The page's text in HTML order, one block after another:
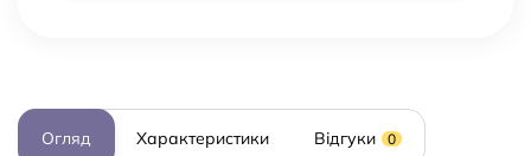
Огляд Характеристики Відгуки 0